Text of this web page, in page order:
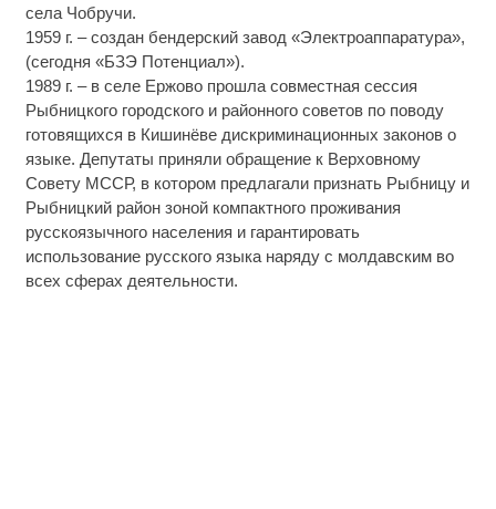
села Чобручи.
1959 г. – создан бендерский завод «Электроаппаратура»,
(сегодня «БЗЭ Потенциал»).
1989 г. – в селе Ержово прошла совместная сессия
Рыбницкого городского и районного советов по поводу
готовящихся в Кишинёве дискриминационных законов о
языке. Депутаты приняли обращение к Верховному
Совету МССР, в котором предлагали признать Рыбницу и
Рыбницкий район зоной компактного проживания
русскоязычного населения и гарантировать
использование русского языка наряду с молдавским во
всех сферах деятельности.